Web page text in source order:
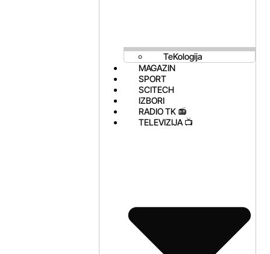
TeKologija
MAGAZIN
SPORT
SCITECH
IZBORI
RADIO TK 📻
TELEVIZIJA 📺